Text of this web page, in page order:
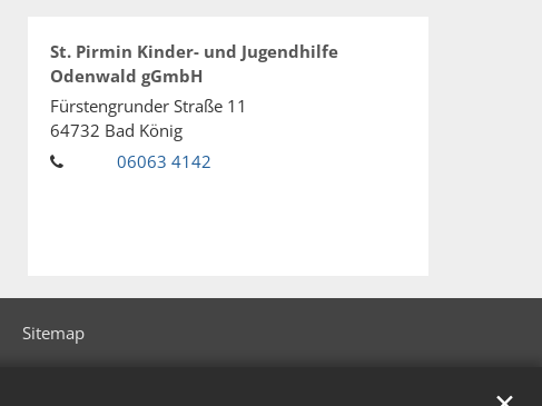
St. Pirmin Kinder- und Jugendhilfe
Odenwald gGmbH
Fürstengrunder Straße 11
64732 Bad König
06063 4142
Sitemap